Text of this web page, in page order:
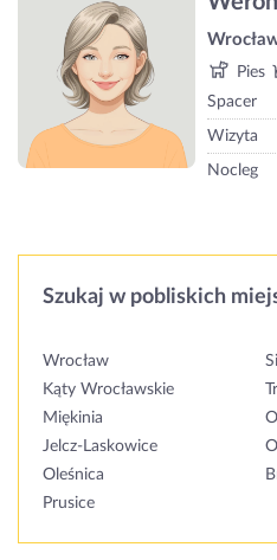
Pies
Spacer
Wizyta
Nocleg
Szukaj w pobliskich
Wrocław
Kąty Wrocławskie
Miękinia
Jelcz-Laskowice
Oleśnica
Prusice